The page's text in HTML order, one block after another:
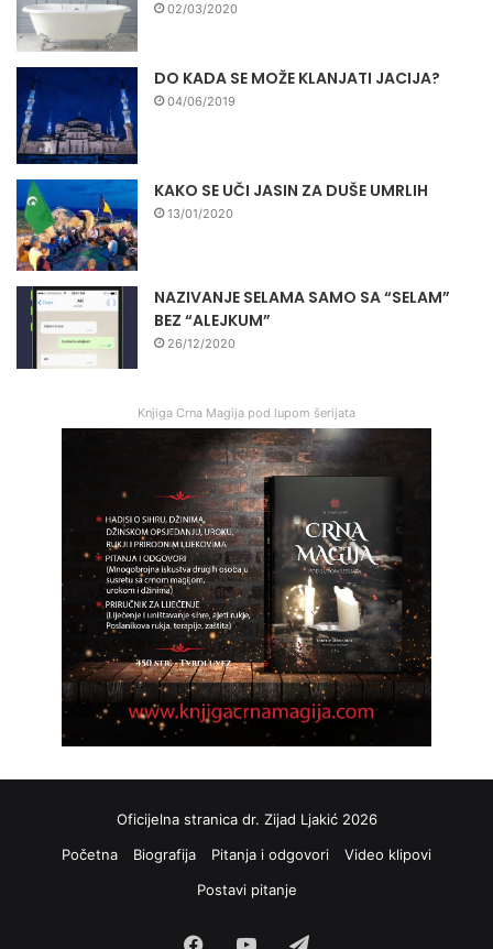
02/03/2020
DO KADA SE MOŽE KLANJATI JACIJA?
04/06/2019
KAKO SE UČI JASIN ZA DUŠE UMRLIH
13/01/2020
NAZIVANJE SELAMA SAMO SA “SELAM”
BEZ “ALEJKUM”
26/12/2020
Knjiga Crna Magija pod lupom šerijata
Oficijelna stranica dr. Zijad Ljakić 2026
Početna
Biografija Pitanja i odgovori
Video klipovi
Postavi pitanje
FacebookYouTube